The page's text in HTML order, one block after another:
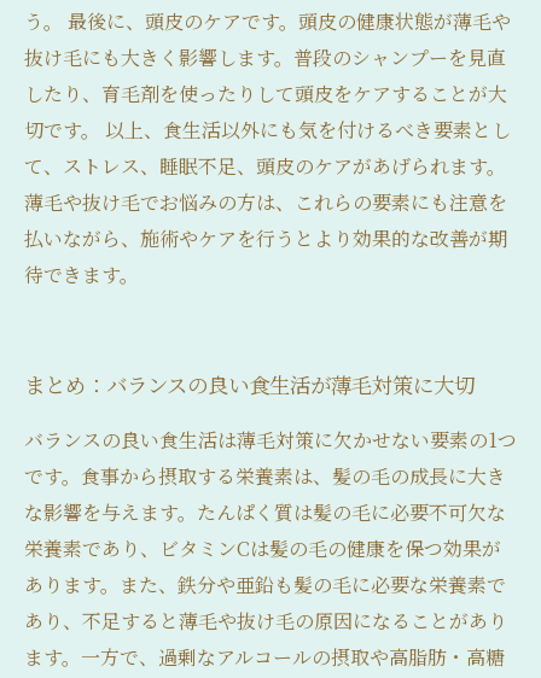
う。 最後に、頭皮のケアです。頭皮の健康状態が薄毛や
抜け毛にも大きく影響します。普段のシャンプーを見直
したり、育毛剤を使ったりして頭皮をケアすることが大
切です。 以上、食生活以外にも気を付けるべき要素とし
て、ストレス、睡眠不足、頭皮のケアがあげられます。
薄毛や抜け毛でお悩みの方は、これらの要素にも注意を
払いながら、施術やケアを行うとより効果的な改善が期
待できます。
まとめ：バランスの良い食生活が薄毛対策に大切
バランスの良い食生活は薄毛対策に欠かせない要素の1つ
です。食事から摂取する栄養素は、髪の毛の成長に大き
な影響を与えます。たんぱく質は髪の毛に必要不可欠な
栄養素であり、ビタミンCは髪の毛の健康を保つ効果が
あります。また、鉄分や亜鉛も髪の毛に必要な栄養素で
あり、不足すると薄毛や抜け毛の原因になることがあり
ます。一方で、過剰なアルコールの摂取や高脂肪・高糖